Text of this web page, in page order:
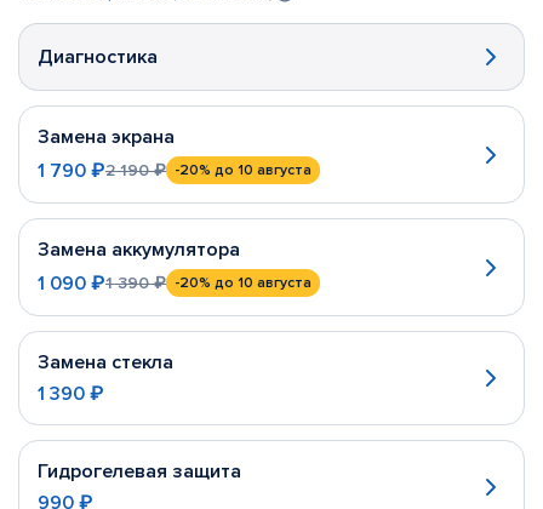
Диагностика
Замена экрана
1 790 ₽2 190 ₽ -20% до 10 августа
Замена аккумулятора
1 090 ₽1 390 ₽ -20% до 10 августа
Замена стекла
1 390 ₽
Гидрогелевая защита
990 ₽